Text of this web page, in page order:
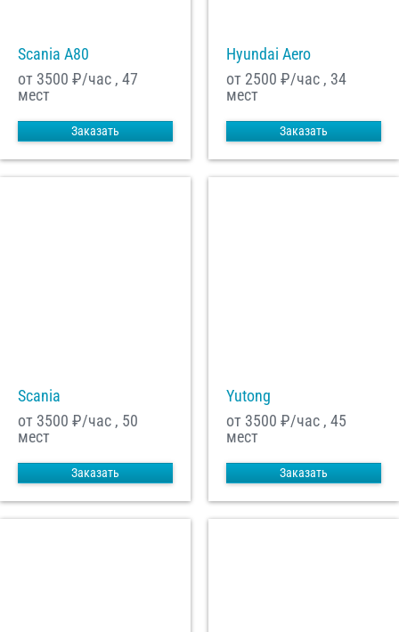
Scania A80
от 3500 ₽/час , 47
мест
Заказать
Hyundai Aero
от 2500 ₽/час , 34
мест
Заказать
Scania
от 3500 ₽/час , 50
мест
Заказать
Yutong
от 3500 ₽/час , 45
мест
Заказать